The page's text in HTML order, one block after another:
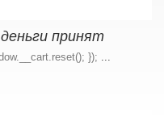
принят
}); ...